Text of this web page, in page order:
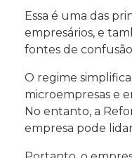
Essa é uma das
empresários, e
fontes de
O regime
microempresas e
No entanto, a
empresa pode